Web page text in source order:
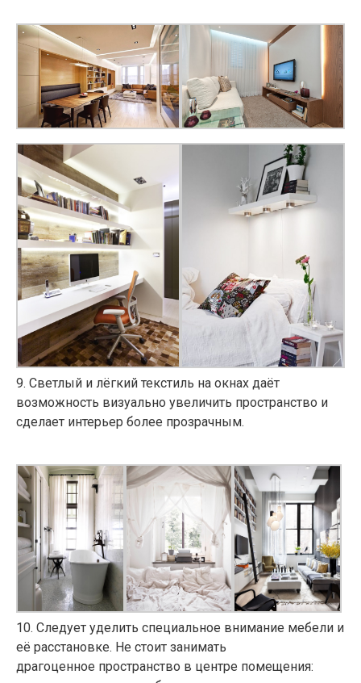
9. Светлый и лёгкий текстиль на окнах даёт
возможность визуально увеличить пространство и
сделает интерьер более прозрачным.
10. Следует уделить специальное внимание мебели и
её расстановке. Не стоит занимать
драгоценное пространство в центре помещения: